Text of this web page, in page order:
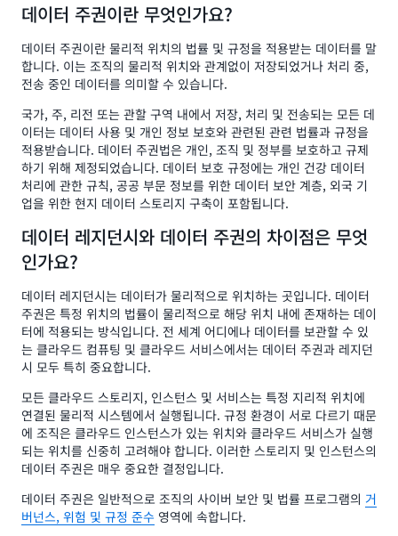
데이터 주권이란 무엇인가요?
데이터 주권이란 물리적 위치의 법률 및 규정을 적용받는 데이터를 말
합니다. 이는 조직의 물리적 위치와 관계없이 저장되었거나 처리 중,
전송 중인 데이터를 의미할 수 있습니다.
국가, 주, 리전 또는 관할 구역 내에서 저장, 처리 및 전송되는 모든 데
이터는 데이터 사용 및 개인 정보 보호와 관련된 관련 법률과 규정을
적용받습니다. 데이터 주권법은 개인, 조직 및 정부를 보호하고 규제
하기 위해 제정되었습니다. 데이터 보호 규정에는 개인 건강 데이터
처리에 관한 규칙, 공공 부문 정보를 위한 데이터 보안 계층, 외국 기
업을 위한 현지 데이터 스토리지 구축이 포함됩니다.
데이터 레지던시와 데이터 주권의 차이점은 무엇
인가요?
데이터 레지던시는 데이터가 물리적으로 위치하는 곳입니다. 데이터
주권은 특정 위치의 법률이 물리적으로 해당 위치 내에 존재하는 데이
터에 적용되는 방식입니다. 전 세계 어디에나 데이터를 보관할 수 있
는 클라우드 컴퓨팅 및 클라우드 서비스에서는 데이터 주권과 레지던
시 모두 특히 중요합니다.
모든 클라우드 스토리지, 인스턴스 및 서비스는 특정 지리적 위치에
연결된 물리적 시스템에서 실행됩니다. 규정 환경이 서로 다르기 때문
에 조직은 클라우드 인스턴스가 있는 위치와 클라우드 서비스가 실행
되는 위치를 신중히 고려해야 합니다. 이러한 스토리지 및 인스턴스의
데이터 주권은 매우 중요한 결정입니다.
데이터 주권은 일반적으로 조직의 사이버 보안 및 법률 프로그램의 거
버넌스, 위험 및 규정 준수 영역에 속합니다.